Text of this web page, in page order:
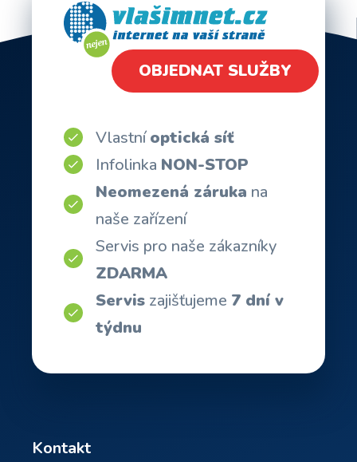
OBJEDNAT SLUŽBY
Vlastníoptická síť
Infolinka NON-STOP
Neomezená záruka na
naše zařízení
Servis pro naše zákazníky
ZDARMA
Servis zajišťujeme 7 dní v
týdnu
Kontakt